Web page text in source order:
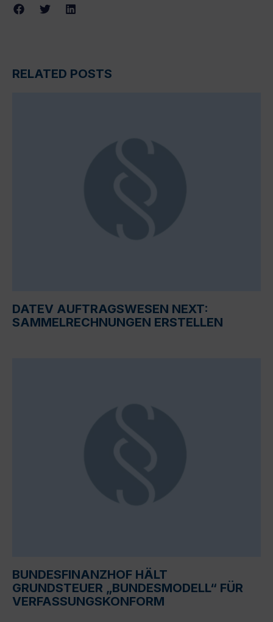
RELATED POSTS
DATEV AUFTRAGSWESEN NEXT:
SAMMELRECHNUNGEN ERSTELLEN
BUNDESFINANZHOF HÄLT
GRUNDSTEUER „BUNDESMODELL“ FÜR
VERFASSUNGSKONFORM